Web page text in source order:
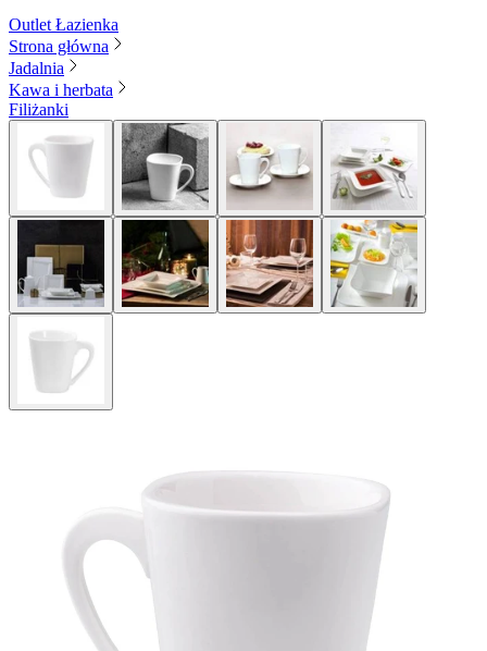
Outlet Łazienka
Strona główna
Jadalnia
Kawa i herbata
Filiżanki